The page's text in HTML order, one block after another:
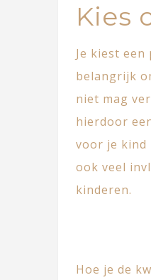
Kies
Je kiest
belangrijk
niet mag
hierdoor
voor je kind
ook veel
kinderen.
Hoe je de